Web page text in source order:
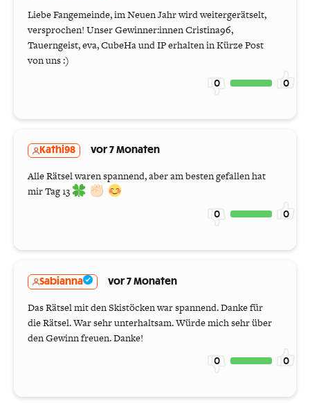
Liebe Fangemeinde, im Neuen Jahr wird weitergerätselt,
versprochen! Unser Gewinner:innen Cristina96,
Tauerngeist, eva, CubeHa und IP erhalten in Kürze Post
von uns :)
0 0
Kathi98 vor 7 Monaten
Alle Rätsel waren spannend, aber am besten gefallen hat
mir Tag 13
0 0
Sabianna vor 7 Monaten
Das Rätsel mit den Skistöcken war spannend. Danke für
die Rätsel. War sehr unterhaltsam. Würde mich sehr über
den Gewinn freuen. Danke!
0 0